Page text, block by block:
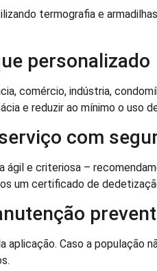
termografia e
personalizado
comércio, indústria,
e reduzir ao mínimo o uso
com
ágil e criteriosa –
um certificado de
aplicação. Caso a população